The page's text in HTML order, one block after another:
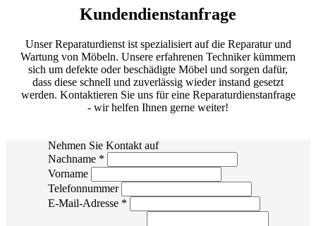
Kundendienstanfrage
Unser Reparaturdienst ist spezialisiert auf die Reparatur und
Wartung von Möbeln. Unsere erfahrenen Techniker kümmern
sich um defekte oder beschädigte Möbel und sorgen dafür,
dass diese schnell und zuverlässig wieder instand gesetzt
werden. Kontaktieren Sie uns für eine Reparaturdienstanfrage
- wir helfen Ihnen gerne weiter!
Nehmen Sie Kontakt auf
Nachname *
Vorname
Telefonnummer
E-Mail-Adresse *